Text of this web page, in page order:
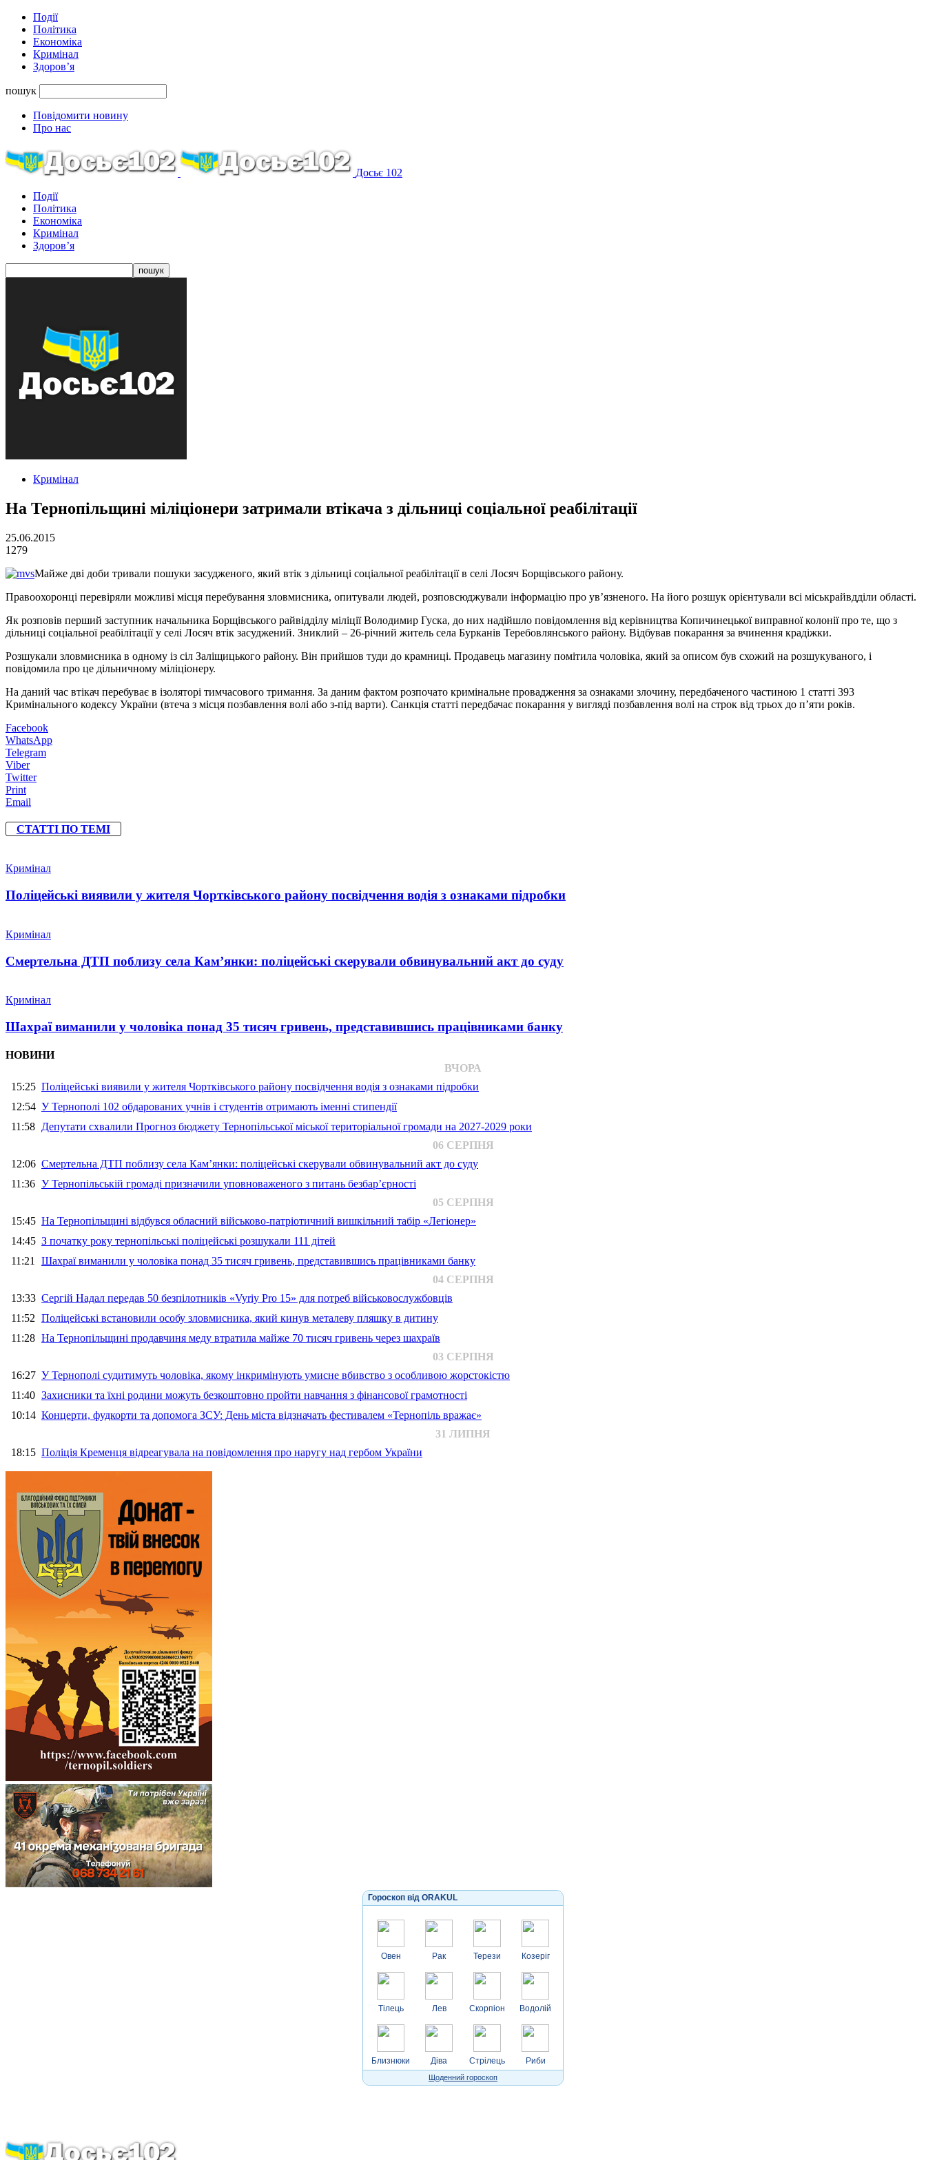
Події
Політика
Економіка
Кримінал
Здоров’я
пошук
Повідомити новину
Про нас
Досьє 102
Події
Політика
Економіка
Кримінал
Здоров’я
Кримінал
На Тернопільщині міліціонери затримали втікача з дільниці соціальної реабілітації
25.06.2015
1279
Майже дві доби тривали пошуки засудженого, який втік з дільниці соціальної реабілітації в селі Лосяч Борщівського району.
Правоохоронці перевіряли можливі місця перебування зловмисника, опитували людей, розповсюджували інформацію про ув’язненого. На його розшук орієнтували всі міськрайвдділи області.
Як розповів перший заступник начальника Борщівського райвідділу міліції Володимир Гуска, до них надійшло повідомлення від керівництва Копичинецької виправної колонії про те, що з
дільниці соціальної реабілітації у селі Лосяч втік засуджений. Зниклий – 26-річний житель села Бурканів Теребовлянського району. Відбував покарання за вчинення крадіжки.
Розшукали зловмисника в одному із сіл Заліщицького району. Він прийшов туди до крамниці. Продавець магазину помітила чоловіка, який за описом був схожий на розшукуваного, і
повідомила про це дільничному міліціонеру.
На даний час втікач перебуває в ізоляторі тимчасового тримання. За даним фактом розпочато кримінальне провадження за ознаками злочину, передбаченого частиною 1 статті 393
Кримінального кодексу України (втеча з місця позбавлення волі або з-під варти). Санкція статті передбачає покарання у вигляді позбавлення волі на строк від трьох до п’яти років.
Facebook
WhatsApp
Telegram
Viber
Twitter
Print
Email
СТАТТІ ПО ТЕМІ
Кримінал
Поліцейські виявили у жителя Чортківського району посвідчення водія з ознаками підробки
Кримінал
Смертельна ДТП поблизу села Кам’янки: поліцейські скерували обвинувальний акт до суду
Кримінал
Шахраї виманили у чоловіка понад 35 тисяч гривень, представившись працівниками банку
НОВИНИ
ВЧОРА
15:25 Поліцейські виявили у жителя Чортківського району посвідчення водія з ознаками підробки
12:54 У Тернополі 102 обдарованих учнів і студентів отримають іменні стипендії
11:58 Депутати схвалили Прогноз бюджету Тернопільської міської територіальної громади на 2027-2029 роки
06 СЕРПНЯ
12:06 Смертельна ДТП поблизу села Кам’янки: поліцейські скерували обвинувальний акт до суду
11:36 У Тернопільській громаді призначили уповноваженого з питань безбар’єрності
05 СЕРПНЯ
15:45 На Тернопільщині відбувся обласний військово-патріотичний вишкільний табір «Легіонер»
14:45 З початку року тернопільські поліцейські розшукали 111 дітей
11:21 Шахраї виманили у чоловіка понад 35 тисяч гривень, представившись працівниками банку
04 СЕРПНЯ
13:33 Сергій Надал передав 50 безпілотників «Vyriy Pro 15» для потреб військовослужбовців
11:52 Поліцейські встановили особу зловмисника, який кинув металеву пляшку в дитину
11:28 На Тернопільщині продавчиня меду втратила майже 70 тисяч гривень через шахраїв
03 СЕРПНЯ
16:27 У Тернополі судитимуть чоловіка, якому інкримінують умисне вбивство з особливою жорстокістю
11:40 Захисники та їхні родини можуть безкоштовно пройти навчання з фінансової грамотності
10:14 Концерти, фудкорти та допомога ЗСУ: День міста відзначать фестивалем «Тернопіль вражає»
31 ЛИПНЯ
18:15 Поліція Кременця відреагувала на повідомлення про наругу над гербом України
Гороскоп від ORAKUL
Овен
Тілець
Близнюки
Рак
Лев
Діва
Терези
Скорпіон
Стрілець
Козеріг
Водолій
Риби
Щоденний гороскоп